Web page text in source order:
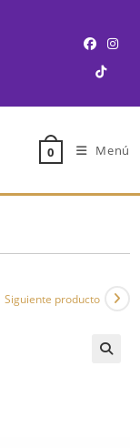
0 Menú
Siguiente producto